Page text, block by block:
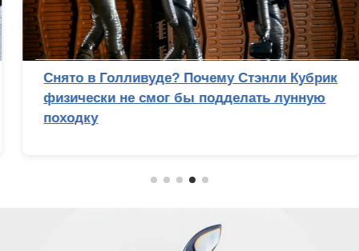
Снято в Голливуде? Почему Стэнли Кубрик
физически не смог бы подделать лунную
походку